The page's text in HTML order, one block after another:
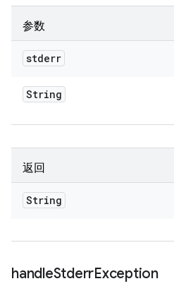
参数
stderr
String
返回
String
handleStderrException